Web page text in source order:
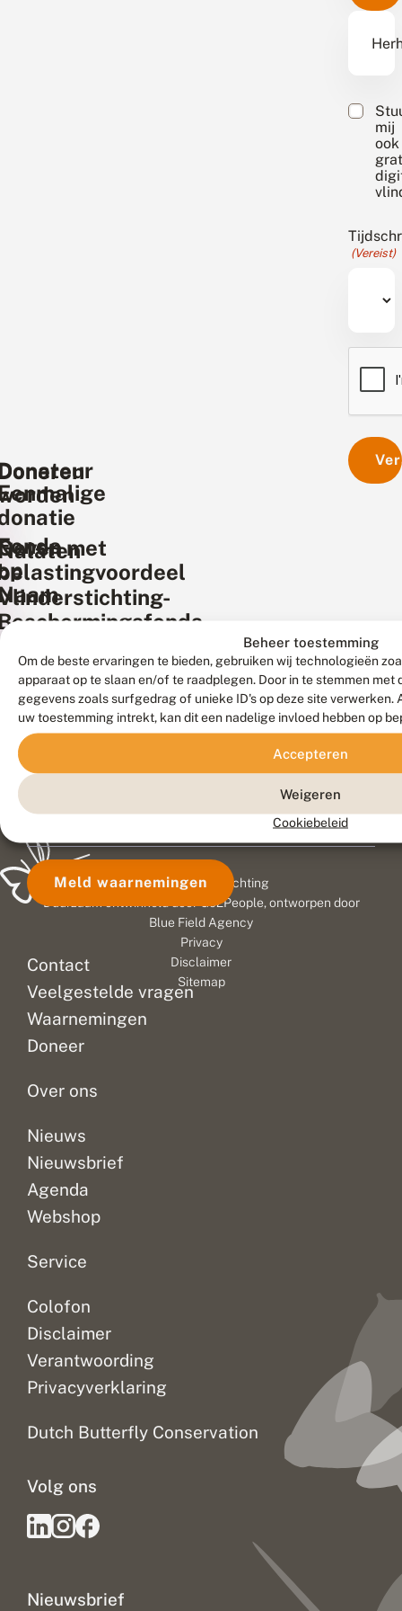
Beheer toestemming
Om de beste ervaringen te bieden, gebruiken wij technologieën
apparaat op te slaan en/of te raadplegen. Door in te stemmen
gegevens zoals surfgedrag of unieke ID's op deze site
uw toestemming intrekt, kan dit een nadelige invloed hebben op
Accepteren
Weigeren
Cookiebeleid
mij
ook
(Vereist)
met
Contact
Veelgestelde vragen
Waarnemingen
Doneer
Over ons
Nieuws
Nieuwsbrief
Agenda
Webshop
Service
Colofon
Disclaimer
Verantwoording
Privacyverklaring
Dutch Butterfly Conservation
Nieuwsbrief
Volg ons
Meld waarnemingen
© 2026 Vlinderstichting
Duurzaam ontwikkeld door
Go2People, ontworpen door
Blue Field Agency
Privacy
Disclaimer
Sitemap